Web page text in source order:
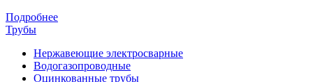
Подробнее
Трубы
Нержавеющие электросварные
Водогазопроводные
Оцинкованные трубы